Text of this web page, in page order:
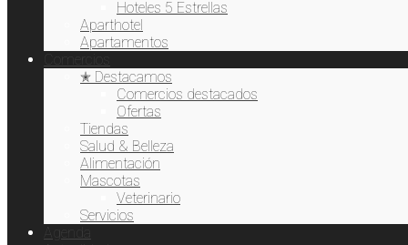
Hoteles 5 Estrellas
Aparthotel
Apartamentos
Comercios
✭ Destacamos
Comercios destacados
Ofertas
Tiendas
Salud & Belleza
Alimentación
Mascotas
Veterinario
Servicios
Agenda
Exquisiteses
Extensión de pestañas
Fisioterapia
Flores
Fotodepilación
Freelance
Gafas de Sol
Gofre
Hamburguesas
Hardware
Helados
Hidratación
Hostelería